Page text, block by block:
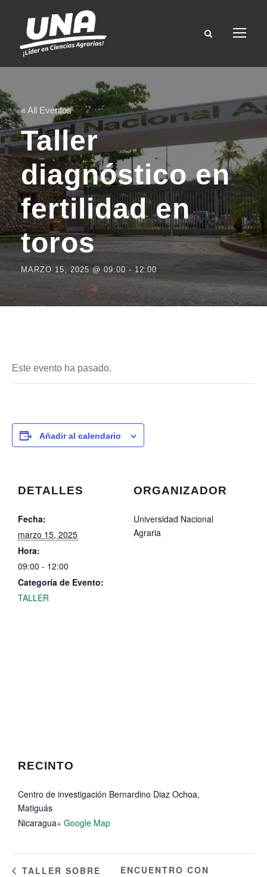
« All Eventos
Taller
diagnóstico en
fertilidad en
toros
MARZO 15, 2025 @ 09:00 - 12:00
Este evento ha pasado.
Añadir al calendario
DETALLES
Fecha:
marzo 15, 2025
Hora:
09:00 - 12:00
Categoría de Evento:
TALLER
ORGANIZADOR
Universidad Nacional
Agraria
RECINTO
Centro de investigación Bernardino Diaz Ochoa,
Matiguás
Nicaragua+ Google Map
TALLER SOBRE
ENCUENTRO CON